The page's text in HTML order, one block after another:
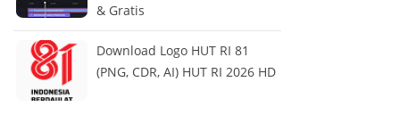
& Gratis
Download Logo HUT RI 81
(PNG, CDR, AI) HUT RI 2026 HD